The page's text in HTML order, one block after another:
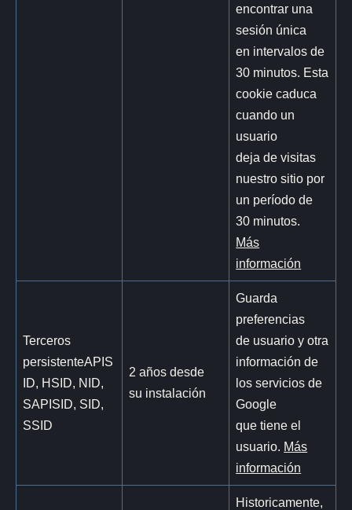
encontrar una
sesión única
en intervalos de
30 minutos. Esta
cookie caduca
cuando un
usuario
deja de visitas
nuestro sitio por
un período de
30 minutos.
Más
información
Terceros
persistenteAPIS
ID, HSID, NID,
SAPISID, SID,
SSID
2 años desde
su instalación
Guarda
preferencias
de usuario y otra
información de
los servicios de
Google
que tiene el
usuario. Más
información
Historicamente,